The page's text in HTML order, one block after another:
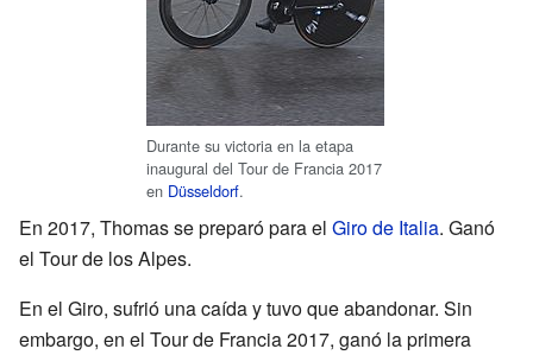
Durante su victoria en la etapa
inaugural del Tour de Francia 2017
en Düsseldorf.
En 2017, Thomas se preparó para el Giro de Italia. Ganó
el Tour de los Alpes.
En el Giro, sufrió una caída y tuvo que abandonar. Sin
embargo, en el Tour de Francia 2017, ganó la primera